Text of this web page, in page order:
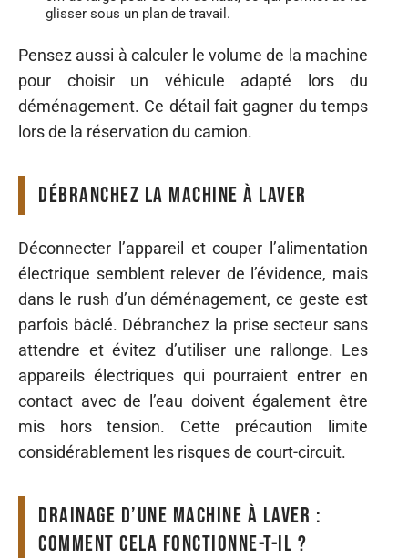
glisser sous un plan de travail.
Pensez aussi à calculer le volume de la machine
pour choisir un véhicule adapté lors du
déménagement. Ce détail fait gagner du temps
lors de la réservation du camion.
Débranchez la machine à laver
Déconnecter l’appareil et couper l’alimentation
électrique semblent relever de l’évidence, mais
dans le rush d’un déménagement, ce geste est
parfois bâclé. Débranchez la prise secteur sans
attendre et évitez d’utiliser une rallonge. Les
appareils électriques qui pourraient entrer en
contact avec de l’eau doivent également être
mis hors tension. Cette précaution limite
considérablement les risques de court-circuit.
Drainage d’une machine à laver :
comment cela fonctionne-t-il ?